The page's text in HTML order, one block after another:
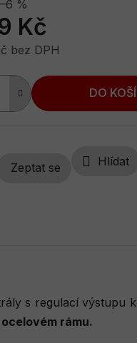
–6 %
Kč
bez DPH
DO
Zeptat se Hlídat
s regulací výstupu
rámu.